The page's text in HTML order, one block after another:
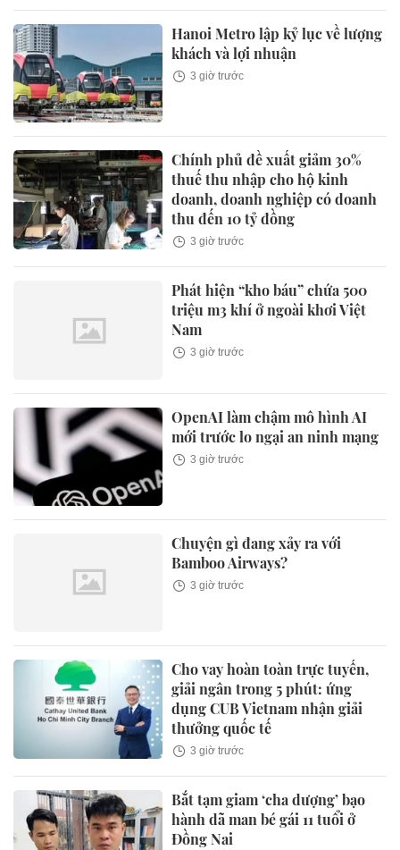
Hanoi Metro lập kỷ lục về lượng
khách và lợi nhuận
3 giờ trước
Chính phủ đề xuất giảm 30%
thuế thu nhập cho hộ kinh
doanh, doanh nghiệp có doanh
thu đến 10 tỷ đồng
3 giờ trước
Phát hiện “kho báu” chứa 500
triệu m3 khí ở ngoài khơi Việt
Nam
3 giờ trước
OpenAI làm chậm mô hình AI
mới trước lo ngại an ninh mạng
3 giờ trước
Chuyện gì đang xảy ra với
Bamboo Airways?
3 giờ trước
Cho vay hoàn toàn trực tuyến,
giải ngân trong 5 phút: ứng
dụng CUB Vietnam nhận giải
thưởng quốc tế
3 giờ trước
Bắt tạm giam ‘cha dượng’ bạo
hành dã man bé gái 11 tuổi ở
Đồng Nai